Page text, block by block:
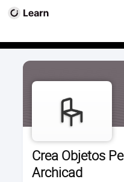
Crea Objetos
Archicad